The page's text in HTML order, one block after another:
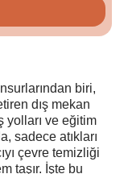
biri,
dış mekan
yolları ve eğitim
sadece atıkları
çevre temizliği
taşır. İşte bu